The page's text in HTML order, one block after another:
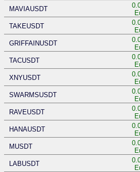
MAVIAUSDT
TAKEUSDT
GRIFFAINUSDT
TACUSDT
XNYUSDT
SWARMSUSDT
RAVEUSDT
HANAUSDT
MUSDT
LABUSDT